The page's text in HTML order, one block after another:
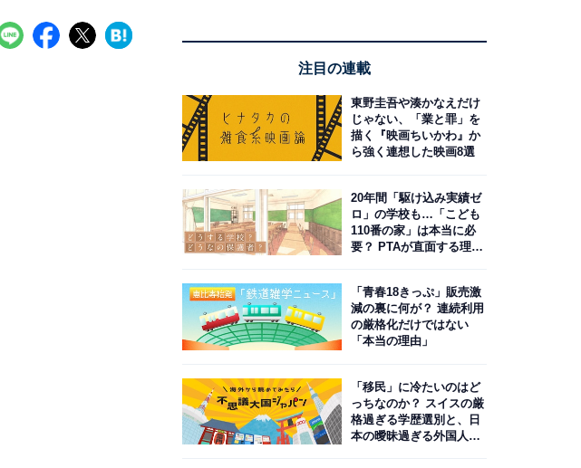
注目の連載
東野圭吾や湊かなえだけ
じゃない、「業と罪」を
描く『映画ちいかわ』か
ら強く連想した映画8選
20年間「駆け込み実績ゼ
ロ」の学校も…「こども
110番の家」は本当に必
要？ PTAが直面する理想
「青春18きっぷ」販売激
減の裏に何が？ 連続利用
の厳格化だけではない
「本当の理由」
「移民」に冷たいのはど
っちなのか？ スイスの厳
格過ぎる学歴選別と、日
本の曖昧過ぎる外国人政